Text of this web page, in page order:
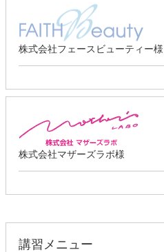
株式会社フェースビューティー様
株式会社マザーズラボ様
講習メニュー